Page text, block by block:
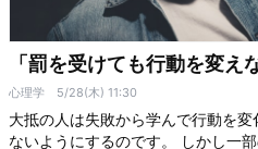
「罰を受けても行動を変え
心理学 5/28(木) 11:30
大抵の人は失敗から学んで行動を
ないようにするのです。 しかし一